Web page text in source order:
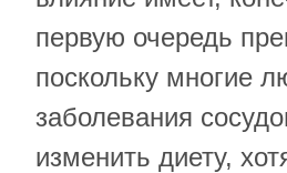
первую очередь
поскольку многие
заболевания
изменить диету,